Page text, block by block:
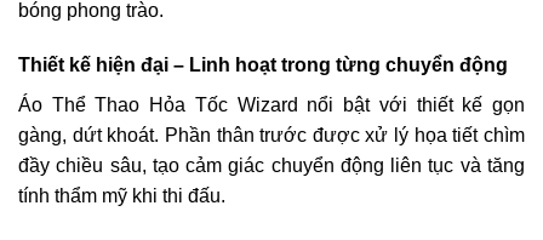
bóng phong trào.
Thiết kế hiện đại – Linh hoạt trong từng chuyển động
Áo Thể Thao Hỏa Tốc Wizard nổi bật với thiết kế gọn
gàng, dứt khoát. Phần thân trước được xử lý họa tiết chìm
đầy chiều sâu, tạo cảm giác chuyển động liên tục và tăng
tính thẩm mỹ khi thi đấu.